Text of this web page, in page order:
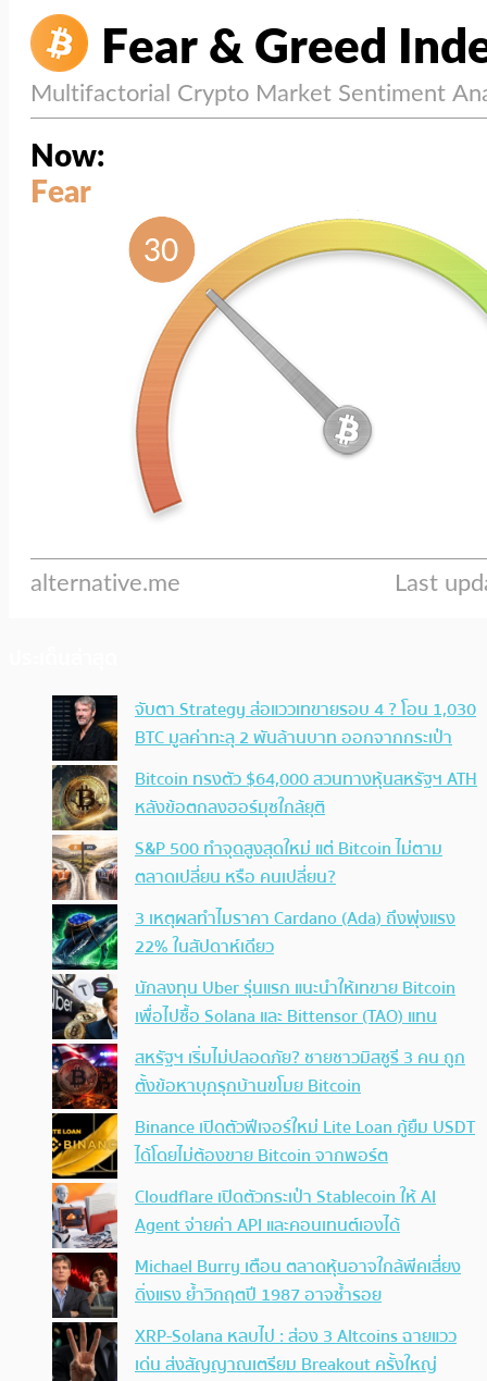
จับตา Strategy ส่อแววเทขายรอบ 4 ? โอน 1,030
BTC มูลค่าทะลุ 2 พันล้านบาท ออกจากกระเป๋า
Bitcoin ทรงตัว $64,000 สวนทางหุ้นสหรัฐฯ ATH
หลังข้อตกลงฮอร์มุซใกล้ยุติ
S&P 500 ทำจุดสูงสุดใหม่ แต่ Bitcoin ไม่ตาม
ตลาดเปลี่ยน หรือ คนเปลี่ยน?
3 เหตุผลทำไมราคา Cardano (Ada) ถึงพุ่งแรง
22% ในสัปดาห์เดียว
นักลงทุน Uber รุ่นแรก แนะนำให้เทขาย Bitcoin
เพื่อไปซื้อ Solana และ Bittensor (TAO) แทน
สหรัฐฯ เริ่มไม่ปลอดภัย? ชายชาวมิสซูรี 3 คน ถูก
ตั้งข้อหาบุกรุกบ้านขโมย Bitcoin
Binance เปิดตัวฟีเจอร์ใหม่ Lite Loan กู้ยืม USDT
ได้โดยไม่ต้องขาย Bitcoin จากพอร์ต
Cloudflare เปิดตัวกระเป๋า Stablecoin ให้ AI
Agent จ่ายค่า API และคอนเทนต์เองได้
Michael Burry เตือน ตลาดหุ้นอาจใกล้พีคเสี่ยง
ดิ่งแรง ย้ำวิกฤตปี 1987 อาจซ้ำรอย
XRP-Solana หลบไป : ส่อง 3 Altcoins ฉายแวว
เด่น ส่งสัญญาณเตรียม Breakout ครั้งใหญ่